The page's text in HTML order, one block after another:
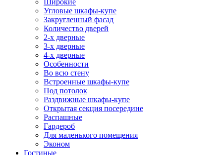
Широкие
Угловые шкафы-купе
Закругленный фасад
Количество дверей
2-х дверные
3-х дверные
4-х дверные
Особенности
Во всю стену
Встроенные шкафы-купе
Под потолок
Раздвижные шкафы-купе
Открытая секция посередине
Распашные
Гардероб
Для маленького помещения
Эконом
Гостиные